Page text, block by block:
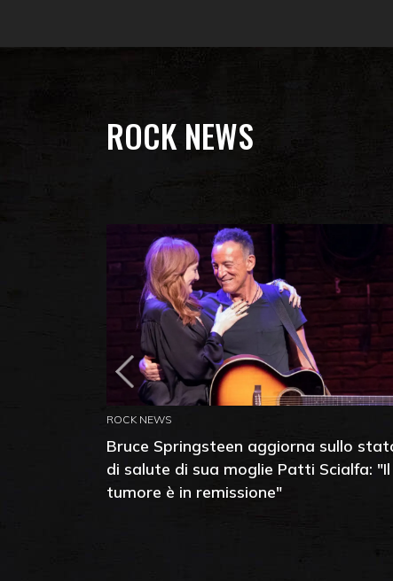
ROCK NEWS
ROCK NEWS
Bruce Springsteen aggiorna sullo
di salute di sua moglie Patti Scialfa: "Il
tumore è in remissione"